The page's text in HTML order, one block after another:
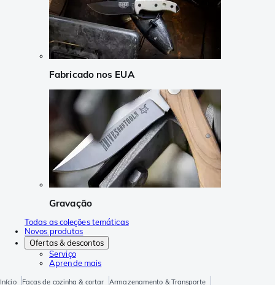
Fabricado nos EUA
Gravação
Todas as coleções temáticas
Novos produtos
Ofertas & descontos
Serviço
Aprende mais
Início Facas de cozinha & cortar
Armazenamento & Transporte